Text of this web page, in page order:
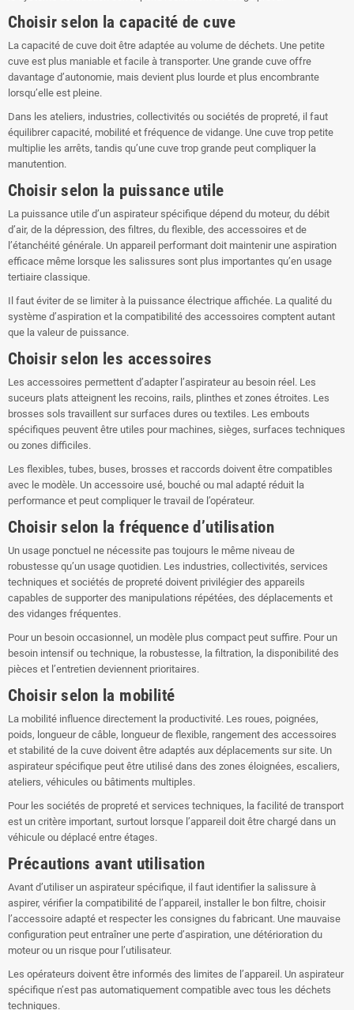
Choisir selon la capacité de cuve
La capacité de cuve doit être adaptée au volume de déchets. Une petite
cuve est plus maniable et facile à transporter. Une grande cuve offre
davantage d’autonomie, mais devient plus lourde et plus encombrante
lorsqu’elle est pleine.
Dans les ateliers, industries, collectivités ou sociétés de propreté, il faut
équilibrer capacité, mobilité et fréquence de vidange. Une cuve trop petite
multiplie les arrêts, tandis qu’une cuve trop grande peut compliquer la
manutention.
Choisir selon la puissance utile
La puissance utile d’un aspirateur spécifique dépend du moteur, du débit
d’air, de la dépression, des filtres, du flexible, des accessoires et de
l’étanchéité générale. Un appareil performant doit maintenir une aspiration
efficace même lorsque les salissures sont plus importantes qu’en usage
tertiaire classique.
Il faut éviter de se limiter à la puissance électrique affichée. La qualité du
système d’aspiration et la compatibilité des accessoires comptent autant
que la valeur de puissance.
Choisir selon les accessoires
Les accessoires permettent d’adapter l’aspirateur au besoin réel. Les
suceurs plats atteignent les recoins, rails, plinthes et zones étroites. Les
brosses sols travaillent sur surfaces dures ou textiles. Les embouts
spécifiques peuvent être utiles pour machines, sièges, surfaces techniques
ou zones difficiles.
Les flexibles, tubes, buses, brosses et raccords doivent être compatibles
avec le modèle. Un accessoire usé, bouché ou mal adapté réduit la
performance et peut compliquer le travail de l’opérateur.
Choisir selon la fréquence d’utilisation
Un usage ponctuel ne nécessite pas toujours le même niveau de
robustesse qu’un usage quotidien. Les industries, collectivités, services
techniques et sociétés de propreté doivent privilégier des appareils
capables de supporter des manipulations répétées, des déplacements et
des vidanges fréquentes.
Pour un besoin occasionnel, un modèle plus compact peut suffire. Pour un
besoin intensif ou technique, la robustesse, la filtration, la disponibilité des
pièces et l’entretien deviennent prioritaires.
Choisir selon la mobilité
La mobilité influence directement la productivité. Les roues, poignées,
poids, longueur de câble, longueur de flexible, rangement des accessoires
et stabilité de la cuve doivent être adaptés aux déplacements sur site. Un
aspirateur spécifique peut être utilisé dans des zones éloignées, escaliers,
ateliers, véhicules ou bâtiments multiples.
Pour les sociétés de propreté et services techniques, la facilité de transport
est un critère important, surtout lorsque l’appareil doit être chargé dans un
véhicule ou déplacé entre étages.
Précautions avant utilisation
Avant d’utiliser un aspirateur spécifique, il faut identifier la salissure à
aspirer, vérifier la compatibilité de l’appareil, installer le bon filtre, choisir
l’accessoire adapté et respecter les consignes du fabricant. Une mauvaise
configuration peut entraîner une perte d’aspiration, une détérioration du
moteur ou un risque pour l’utilisateur.
Les opérateurs doivent être informés des limites de l’appareil. Un aspirateur
spécifique n’est pas automatiquement compatible avec tous les déchets
techniques.